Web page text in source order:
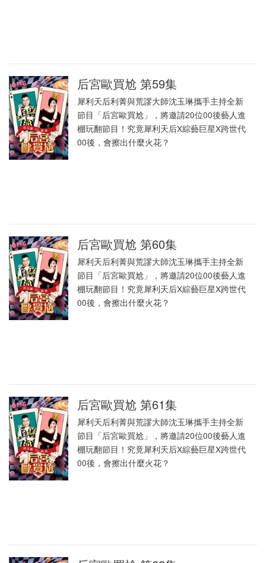
后宮歐買尬 第59集
犀利天后利菁與荒謬大師沈玉琳攜手主持全新
節目「后宮歐買尬」，將邀請20位00後藝人進
棚玩翻節目！究竟犀利天后X綜藝巨星X跨世代
00後，會擦出什麼火花？
后宮歐買尬 第60集
犀利天后利菁與荒謬大師沈玉琳攜手主持全新
節目「后宮歐買尬」，將邀請20位00後藝人進
棚玩翻節目！究竟犀利天后X綜藝巨星X跨世代
00後，會擦出什麼火花？
后宮歐買尬 第61集
犀利天后利菁與荒謬大師沈玉琳攜手主持全新
節目「后宮歐買尬」，將邀請20位00後藝人進
棚玩翻節目！究竟犀利天后X綜藝巨星X跨世代
00後，會擦出什麼火花？